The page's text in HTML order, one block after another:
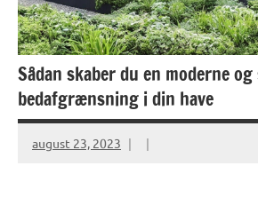
Sådan skaber du en moderne
bedafgrænsning i din have
august 23, 2023